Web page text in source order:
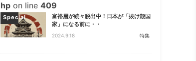
hpon line 409
Special
富裕層が続々脱出中！日本が「抜け殻国
家」になる前に・・
2024.9.18 特集